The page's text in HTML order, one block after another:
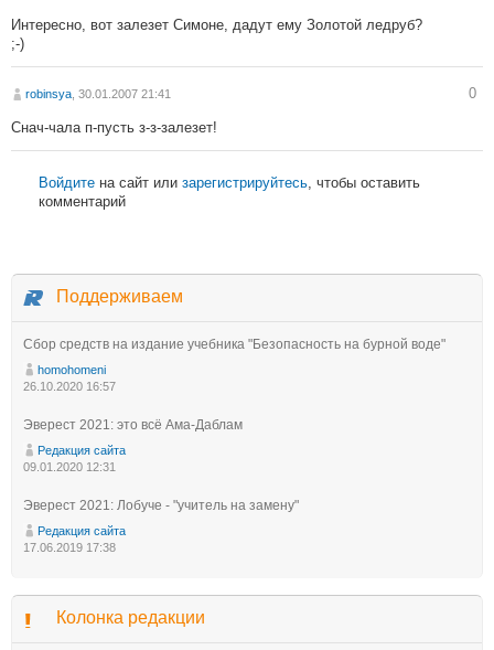
Интересно, вот залезет Симоне, дадут ему Золотой ледруб?
;-)
robinsya , 30.01.2007 21:41 0
Снач-чала п-пусть з-з-залезет!
Войдите на сайт или зарегистрируйтесь , чтобы оставить
комментарий
Поддерживаем
Сбор средств на издание учебника "Безопасность на бурной воде"
homohomeni
26.10.2020 16:57
Эверест 2021: это всё Ама-Даблам
Редакция сайта
09.01.2020 12:31
Эверест 2021: Лобуче - "учитель на замену"
Редакция сайта
17.06.2019 17:38
Колонка редакции